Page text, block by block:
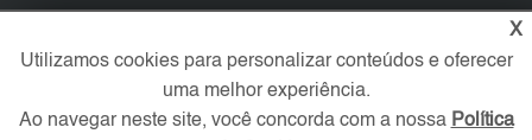
Área exclusiva aos anunciantes,
acesse sua conta:
X
Utilizamos cookies para personalizar conteúdos e oferecer
uma melhor experiência.
Ao navegar neste site, você concorda com a nossa Política